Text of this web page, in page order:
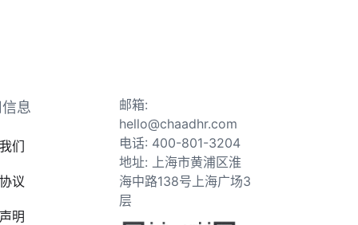
息
们
议
明
邮箱:
hello@chaadhr.com
电话: 400-801-3204
地址: 上海市黄浦区淮
海中路138号上海广场3
层